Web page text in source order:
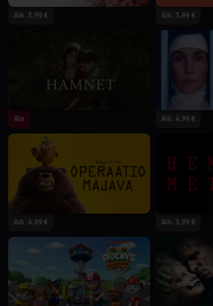
Alk. 3,99 € Alk. 3,99 €
Ale Alk. 4,99 €
Alk. 4,99 € Alk. 3,99 €